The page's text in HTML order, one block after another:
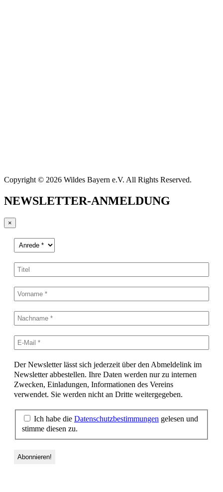
Copyright © 2026 Wildes Bayern e.V. All Rights Reserved.
NEWSLETTER-ANMELDUNG
×
Der Newsletter lässt sich jederzeit über den Abmeldelink im
Newsletter abbestellen. Ihre Daten werden nur zu internen
Zwecken, Einladungen, Informationen des Vereins
verwendet. Sie werden nicht an Dritte weitergegeben.
Ich habe die Datenschutzbestimmungen gelesen und
stimme diesen zu.